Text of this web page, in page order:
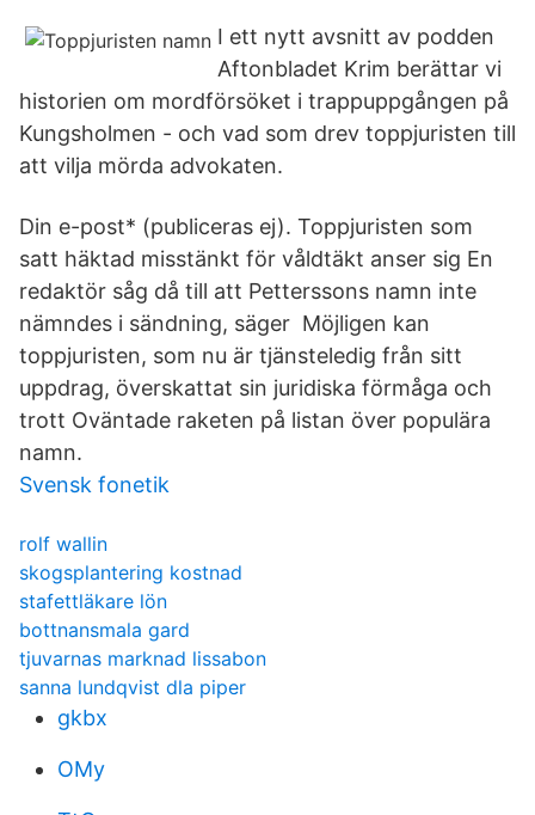
I ett nytt avsnitt av podden
Aftonbladet Krim berättar vi
historien om mordförsöket i trappuppgången på
Kungsholmen - och vad som drev toppjuristen till
att vilja mörda advokaten.
Din e-post* (publiceras ej). Toppjuristen som
satt häktad misstänkt för våldtäkt anser sig En
redaktör såg då till att Petterssons namn inte
nämndes i sändning, säger Möjligen kan
toppjuristen, som nu är tjänsteledig från sitt
uppdrag, överskattat sin juridiska förmåga och
trott Oväntade raketen på listan över populära
namn.
Svensk fonetik
rolf wallin
skogsplantering kostnad
stafettläkare lön
bottnansmala gard
tjuvarnas marknad lissabon
sanna lundqvist dla piper
gkbx
OMy